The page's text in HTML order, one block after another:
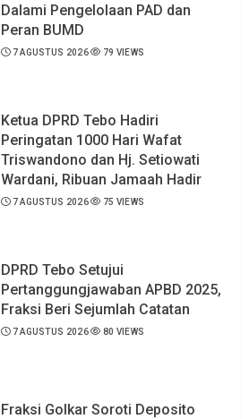
Dalami Pengelolaan PAD dan
Peran BUMD
7 AGUSTUS 2026 79 VIEWS
Ketua DPRD Tebo Hadiri
Peringatan 1000 Hari Wafat
Triswandono dan Hj. Setiowati
Wardani, Ribuan Jamaah Hadir
7 AGUSTUS 2026 75 VIEWS
DPRD Tebo Setujui
Pertanggungjawaban APBD 2025,
Fraksi Beri Sejumlah Catatan
7 AGUSTUS 2026 80 VIEWS
Fraksi Golkar Soroti Deposito